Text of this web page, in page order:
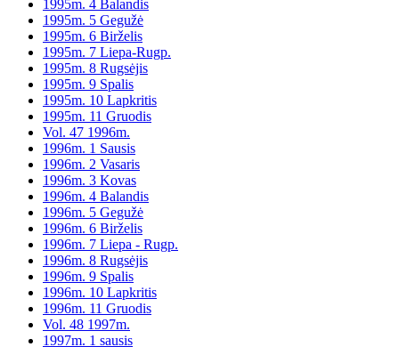
1995m. 4 Balandis
1995m. 5 Gegužė
1995m. 6 Birželis
1995m. 7 Liepa-Rugp.
1995m. 8 Rugsėjis
1995m. 9 Spalis
1995m. 10 Lapkritis
1995m. 11 Gruodis
Vol. 47 1996m.
1996m. 1 Sausis
1996m. 2 Vasaris
1996m. 3 Kovas
1996m. 4 Balandis
1996m. 5 Gegužė
1996m. 6 Birželis
1996m. 7 Liepa - Rugp.
1996m. 8 Rugsėjis
1996m. 9 Spalis
1996m. 10 Lapkritis
1996m. 11 Gruodis
Vol. 48 1997m.
1997m. 1 sausis